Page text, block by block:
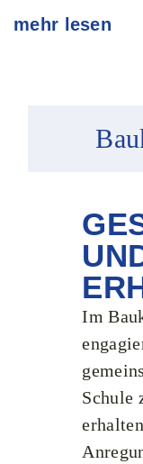
mehr lesen
Im
Schule